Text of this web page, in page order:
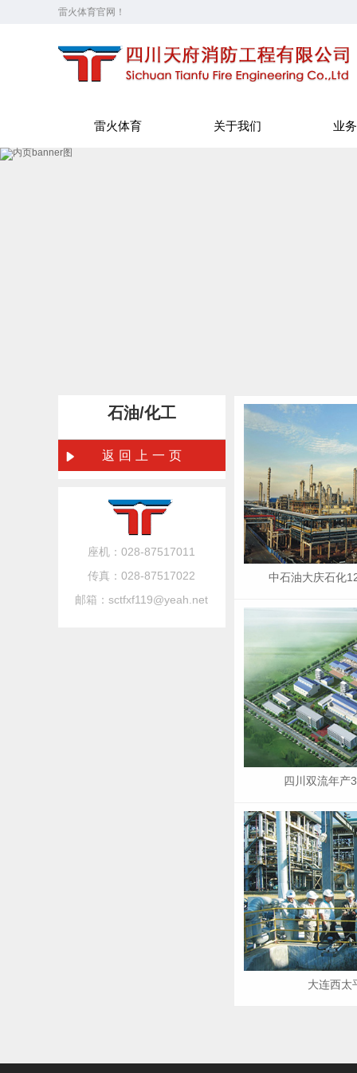
雷火体育官网！
雷火体育 关于我们 业
石油/化工
返回上一页
座机：028-87517011
传真：028-87517022
邮箱：sctfxf119@yeah.net
中石油大庆石化
四川双流年产
大连西太